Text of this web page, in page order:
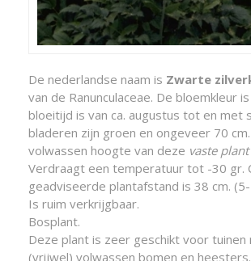
De nederlandse naam is Zwarte
van de Ranunculaceae. De bloemkleur
bloeitijd is van ca. augustus tot en met
bladeren zijn groen en ongeveer 70
volwassen hoogte van deze vaste plant
Verdraagt een temperatuur tot -30 gr.
geadviseerde plantafstand is 38 cm.
Is ruim verkrijgbaar.
Bosplant.
Deze plant is zeer geschikt voor
(vrijwel) volwassen bomen en